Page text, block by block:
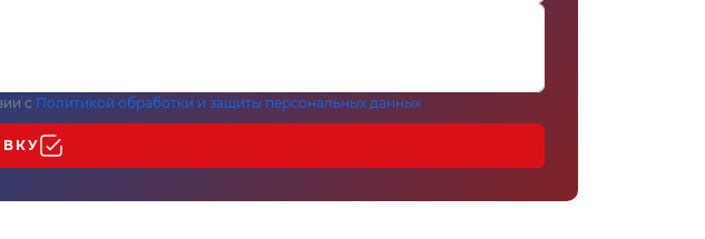
с Политикой обработки и защиты персональных данных